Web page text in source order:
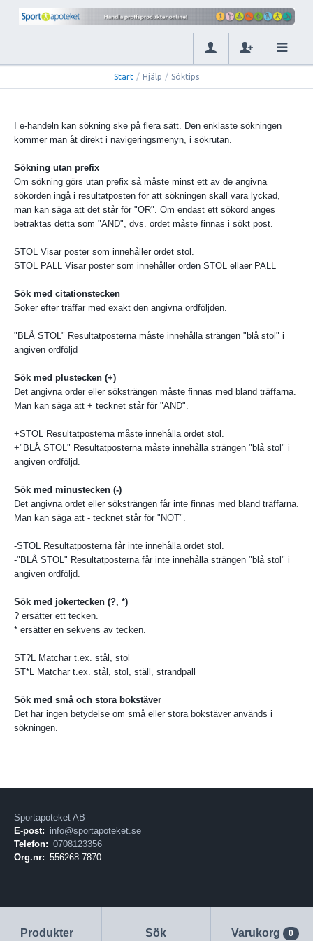
Produkter Sök Varukorg 0
Start / Hjälp / Söktips
I e-handeln kan sökning ske på flera sätt. Den enklaste sökningen
kommer man åt direkt i navigeringsmenyn, i sökrutan.
Sökning utan prefix
Om sökning görs utan prefix så måste minst ett av de angivna
sökorden ingå i resultatposten för att sökningen skall vara lyckad,
man kan säga att det står för "OR". Om endast ett sökord anges
betraktas detta som "AND", dvs. ordet måste finnas i sökt post.
STOL Visar poster som innehåller ordet stol.
STOL PALL Visar poster som innehåller orden STOL ellaer PALL
Sök med citationstecken
Söker efter träffar med exakt den angivna ordföljden.
"BLÅ STOL" Resultatposterna måste innehålla strängen "blå stol" i
angiven ordföljd
Sök med plustecken (+)
Det angivna order eller söksträngen måste finnas med bland träffarna.
Man kan säga att + tecknet står för "AND".
+STOL Resultatposterna måste innehålla ordet stol.
+"BLÅ STOL" Resultatposterna måste innehålla strängen "blå stol" i
angiven ordföljd.
Sök med minustecken (-)
Det angivna ordet eller söksträngen får inte finnas med bland träffarna.
Man kan säga att - tecknet står för "NOT".
-STOL Resultatposterna får inte innehålla ordet stol.
-"BLÅ STOL" Resultatposterna får inte innehålla strängen "blå stol" i
angiven ordföljd.
Sök med jokertecken (?, *)
? ersätter ett tecken.
* ersätter en sekvens av tecken.
ST?L Matchar t.ex. stål, stol
ST*L Matchar t.ex. stål, stol, ställ, strandpall
Sök med små och stora bokstäver
Det har ingen betydelse om små eller stora bokstäver används i
sökningen.
Sportapoteket AB
E-post: info@sportapoteket.se
Telefon: 0708123356
Org.nr: 556268-7870